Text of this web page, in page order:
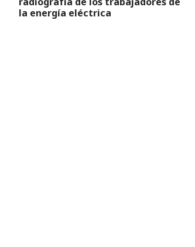
la energía eléctrica